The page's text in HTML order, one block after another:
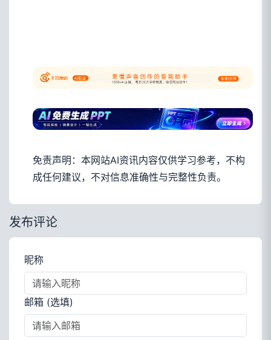
免责声明：本网站AI资讯内容仅供学习参考，不构
成任何建议，不对信息准确性与完整性负责。
发布评论
昵称
邮箱 (选填)